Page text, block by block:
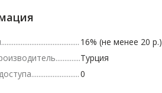
16% (не менее 20 р.)
Турция
0